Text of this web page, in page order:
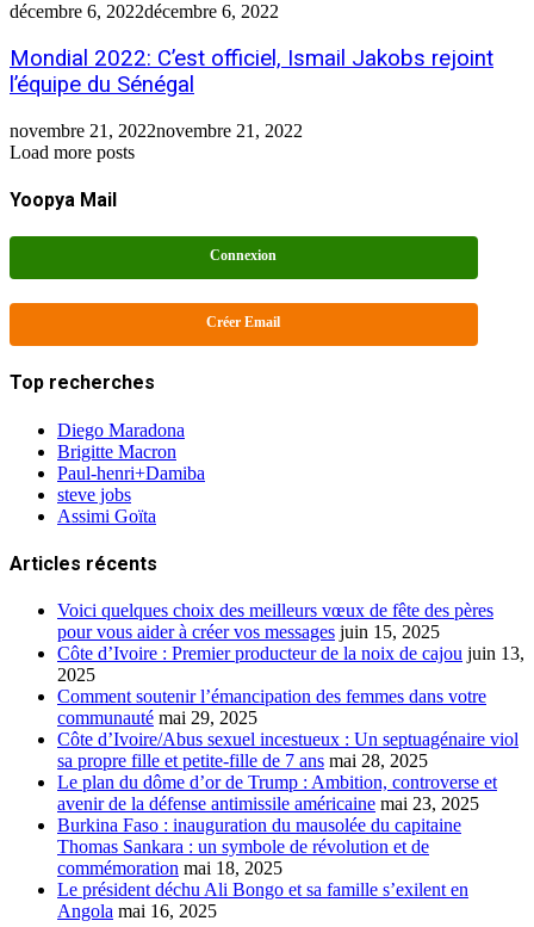
décembre 6, 2022décembre 6, 2022
Mondial 2022: C’est officiel, Ismail Jakobs rejoint
l’équipe du Sénégal
novembre 21, 2022novembre 21, 2022
Load more posts
Yoopya Mail
Connexion
Créer Email
Top recherches
Diego Maradona
Brigitte Macron
Paul-henri+Damiba
steve jobs
Assimi Goïta
Articles récents
Voici quelques choix des meilleurs vœux de fête des pères
pour vous aider à créer vos messages juin 15, 2025
Côte d’Ivoire : Premier producteur de la noix de cajou juin 13,
2025
Comment soutenir l’émancipation des femmes dans votre
communauté mai 29, 2025
Côte d’Ivoire/Abus sexuel incestueux : Un septuagénaire viol
sa propre fille et petite-fille de 7 ans mai 28, 2025
Le plan du dôme d’or de Trump : Ambition, controverse et
avenir de la défense antimissile américaine mai 23, 2025
Burkina Faso : inauguration du mausolée du capitaine
Thomas Sankara : un symbole de révolution et de
commémoration mai 18, 2025
Le président déchu Ali Bongo et sa famille s’exilent en
Angola mai 16, 2025